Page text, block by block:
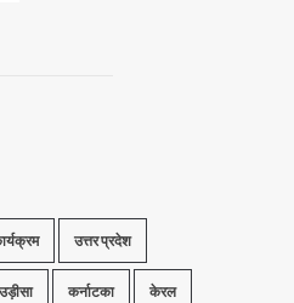
उत्तर प्रदेश
उड़ीसा कर्नाटका केरल